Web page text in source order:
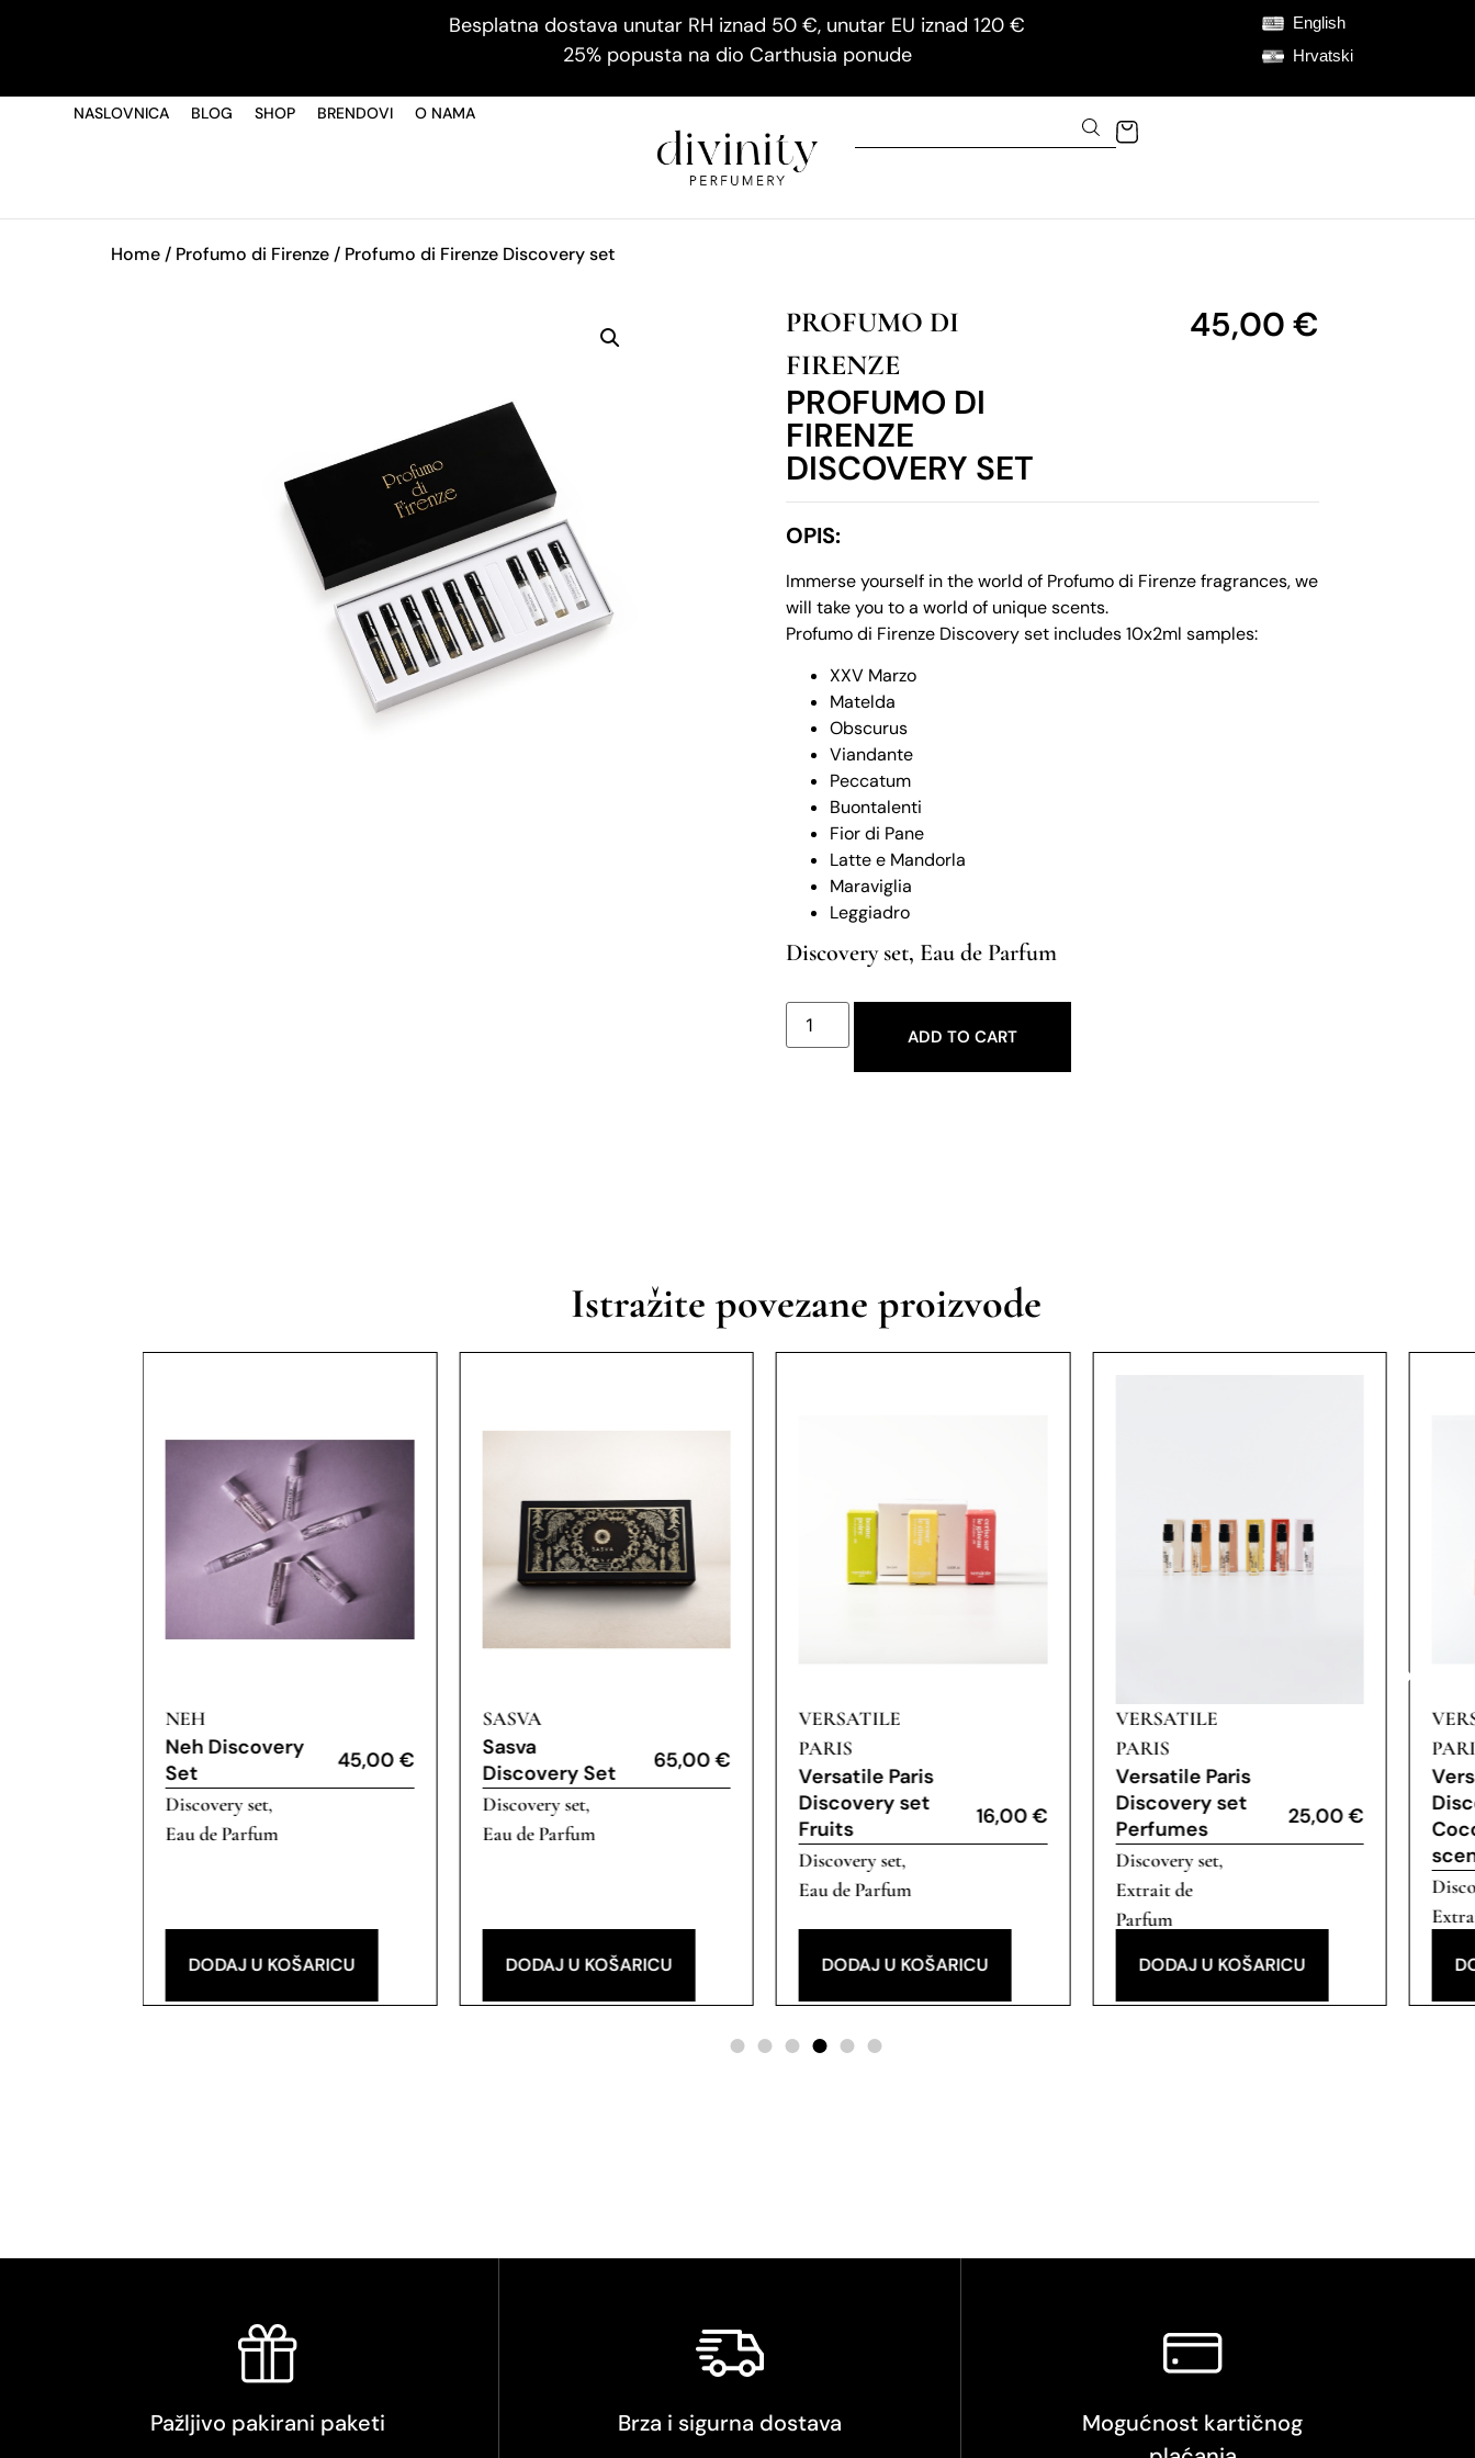
Besplatna dostava unutar RH iznad 50 €, unutar EU iznad 120 €
25% popusta na dio Carthusia ponude
English
Hrvatski
NASLOVNICA BLOG SHOP BRENDOVI O NAMA
Home/ Profumo di Firenze/ Profumo di Firenze Discovery set
PROFUMO DI
FIRENZE
PROFUMO DI
FIRENZE
DISCOVERY SET
45,00 €
OPIS:
Immerse yourself in the world of Profumo di Firenze fragrances, we
will take you to a world of unique scents.
Profumo di Firenze Discovery set includes 10x2ml samples:
XXV Marzo
Matelda
Obscurus
Viandante
Peccatum
Buontalenti
Fior di Pane
Latte e Mandorla
Maraviglia
Leggiadro
Discovery set, Eau de Parfum
ADD TO CART
Istražite povezane proizvode
NEH
Neh Discovery
Set
45,00 €
Discovery set,
Eau de Parfum
DODAJ U KOŠARICU
SASVA
Sasva
Discovery Set
65,00€
Discovery set,
Eau de Parfum
DODAJ U KOŠARICU
VERSATILE
PARIS
Versatile Paris
Discovery set
Fruits
16,00€
Discovery set,
Eau de Parfum
DODAJ U KOŠARICU
VERSATILE
PARIS
Versatile Paris
Discovery set
Perfumes
25,00€
Discovery set,
Extrait de
Parfum
DODAJ U KOŠARICU
Pažljivo pakirani paketi Brza i sigurna dostava
Mogućnost kartičnog